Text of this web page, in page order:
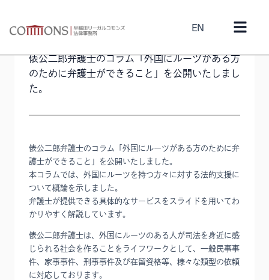
EN
2024年7月1日 コラム
俵公二郎弁護士のコラム「外国にルーツがある方
のために弁護士ができること」を公開いたしまし
た。
俵公二郎弁護士のコラム「外国にルーツがある方のために弁
護士ができること」を公開いたしました。
本コラムでは、外国にルーツを持つ方々に対する法的支援に
ついて概論を示しました。
弁護士が提供できる具体的なサービスをスライドを用いてわ
かりやすく解説しています。
俵公二郎弁護士は、外国にルーツのある人が司法を身近に感
じられる社会を作ることをライフワークとして、一般民事事
件、家事事件、刑事事件及び在留資格等、様々な類型の依頼
に対応しております。